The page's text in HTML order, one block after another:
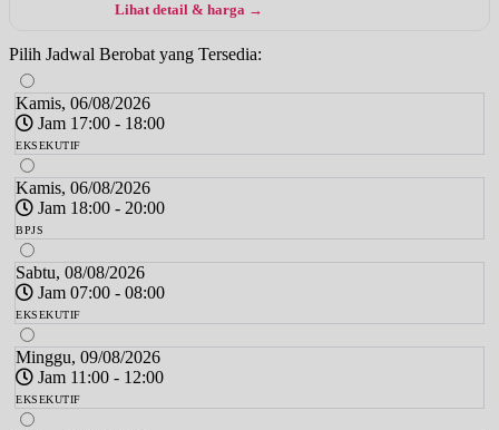
Lihat detail & harga →
Pilih Jadwal Berobat yang Tersedia:
Kamis, 06/08/2026
Jam 17:00 - 18:00
EKSEKUTIF
Kamis, 06/08/2026
Jam 18:00 - 20:00
BPJS
Sabtu, 08/08/2026
Jam 07:00 - 08:00
EKSEKUTIF
Minggu, 09/08/2026
Jam 11:00 - 12:00
EKSEKUTIF